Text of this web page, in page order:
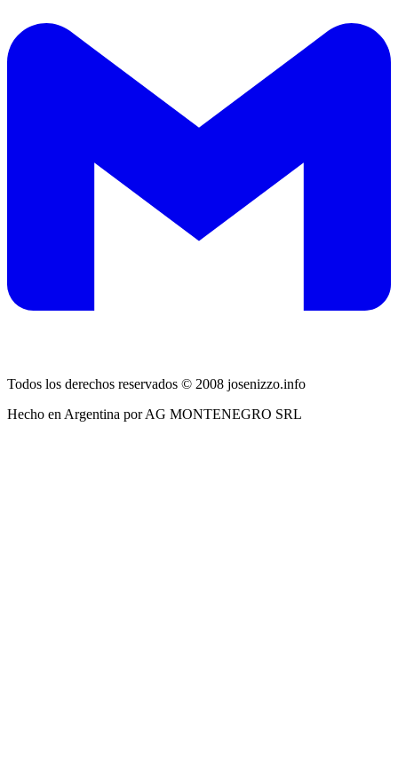
Todos los derechos reservados © 2008 josenizzo.info
Hecho en Argentina por AG MONTENEGRO SRL